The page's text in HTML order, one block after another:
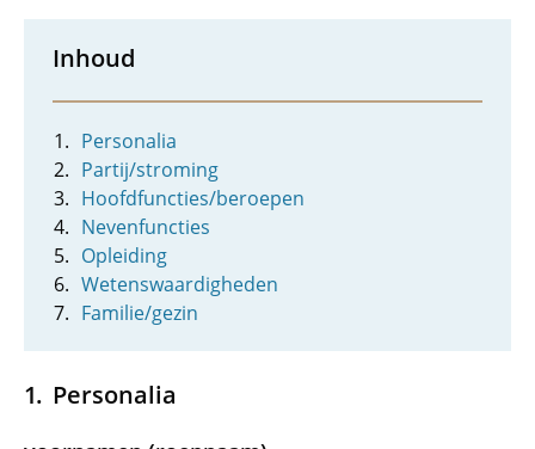
Inhoud
Personalia
Partij/stroming
Hoofdfuncties/beroepen
Nevenfuncties
Opleiding
Wetenswaardigheden
Familie/gezin
Personalia